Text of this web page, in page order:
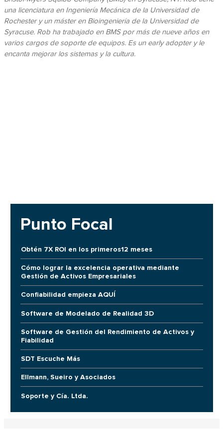
una licenciatura en Ingeniería Mecánica de la Universidad de
Rochester y un máster en Bioingeniería de la Universidad de
Syracuse. Rob ha trabajado en BMS por más de nueve años en
varios cargos de soporte de equipos. Es un early adopter y le
encanta mejorar los sistemas y la cultura.
Punto Focal
Obtén 7X ROI en los primeros12 meses
Cómo lograr la excelencia operativa mediante
Gestión de Activos Empresariales
Confiabilidad empieza AQUÍ
Software de Modelado de Realidad 3D
Software de Gestión del Rendimiento de Activos y
Fiabilidad
SDT Escuche Más
Ellmann, Sueiro y Asociados
Soporte y Cía. Ltda.